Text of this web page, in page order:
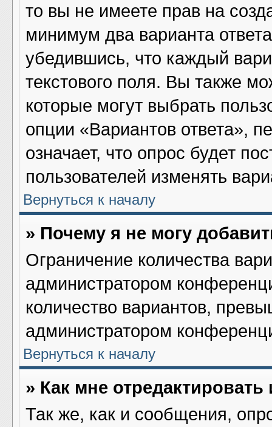
то вы не имеете прав на
минимум два варианта
убедившись, что каждый
текстового поля. Вы также
которые могут выбрать
опции «Вариантов ответа»,
означает, что опрос будет
пользователей изменять
Вернуться к началу
» Почему я не могу
Ограничение количества
администратором
количество вариантов,
администратором
Вернуться к началу
» Как мне
Так же, как и сообщения,